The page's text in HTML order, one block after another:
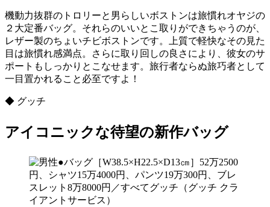
機動力抜群のトロリーと男らしいボストンは旅慣れオヤジの
２大定番バッグ。それらのいいとこ取りができちゃうのが、
レザー製のちょいチビボストンです。上質で軽快なその見た
目は旅慣れ感満点。さらに取り回しの良さにより、彼女のサ
ポートもしっかりとこなせます。旅行者ならぬ旅巧者として
一目置かれること必至ですよ！
◆ グッチ
アイコニックな待望の新作バッグ